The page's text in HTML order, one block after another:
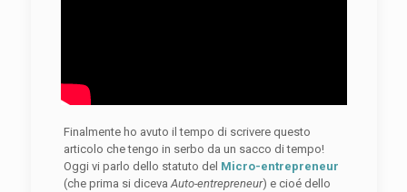
Finalmente ho avuto il tempo di scrivere questo
articolo che tengo in serbo da un sacco di tempo!
Oggi vi parlo dello statuto del Micro-entrepreneur
(che prima si dicevaAuto-entrepreneur) e cioé dello